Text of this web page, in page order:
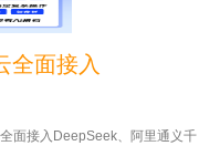
全面接入
面接入DeepSeek、阿里通义千